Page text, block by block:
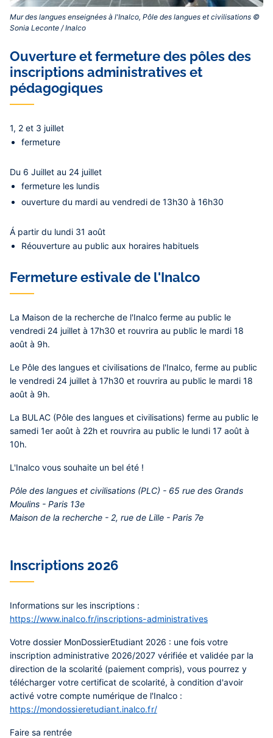
Mur des langues enseignées à l'Inalco, Pôle des langues et civilisations ©
Sonia Leconte / Inalco‎
Contenu
central
Ouverture et fermeture des pôles des
inscriptions administratives et
pédagogiques
1, 2 et 3 juillet
fermeture
Du 6 Juillet au 24 juillet
fermeture les lundis
ouverture du mardi au vendredi de 13h30 à 16h30
Á partir du lundi 31 août
Réouverture au public aux horaires habituels
Fermeture estivale de l'Inalco
La Maison de la recherche de l'Inalco ferme au public le
vendredi 24 juillet à 17h30 et rouvrira au public le mardi 18
août à 9h.
Le Pôle des langues et civilisations de l'Inalco, ferme au public
le vendredi 24 juillet à 17h30 et rouvrira au public le mardi 18
août à 9h.
La BULAC (Pôle des langues et civilisations) ferme au public le
samedi 1er août à 22h et rouvrira au public le lundi 17 août à
10h.
L'Inalco vous souhaite un bel été !
Pôle des langues et civilisations (PLC) - 65 rue des Grands
Moulins - Paris 13e
Maison de la recherche - 2, rue de Lille - Paris 7e
Inscriptions 2026
Informations sur les inscriptions :
https://www.inalco.fr/inscriptions-administratives
Votre dossier MonDossierEtudiant 2026 : une fois votre
inscription administrative 2026/2027 vérifiée et validée par la
direction de la scolarité (paiement compris), vous pourrez y
télécharger votre certificat de scolarité, à condition d'avoir
activé votre compte numérique de l'Inalco :
https://mondossieretudiant.inalco.fr/
Faire sa rentrée